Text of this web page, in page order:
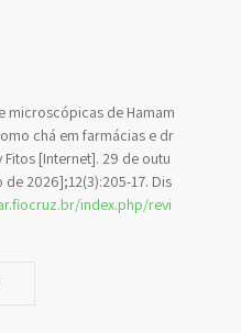
microscópicas de Hamam
chá em farmácias e dr
Fitos [Internet]. 29 de outu
2026];12(3):205-17. Dis
index.php/revi